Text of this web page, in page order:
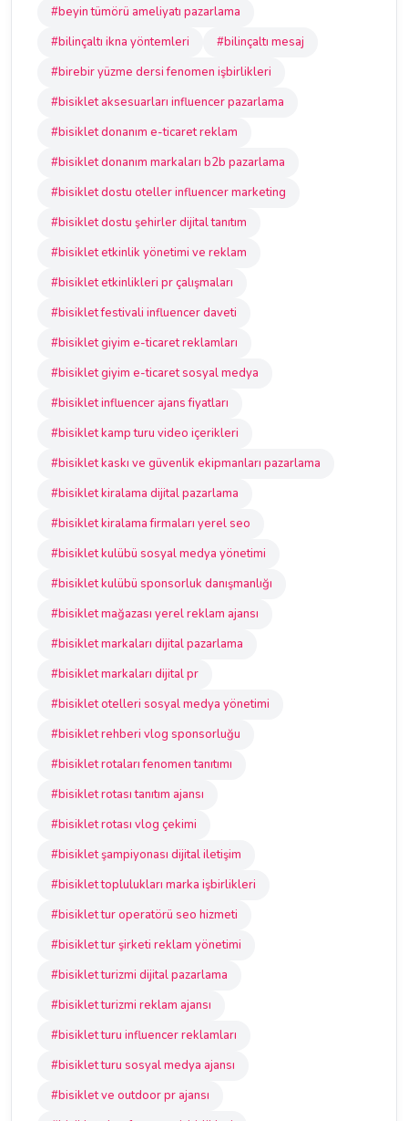
#beyin tümörü ameliyatı pazarlama
#bilinçaltı ikna yöntemleri
#bilinçaltı mesaj
#birebir yüzme dersi fenomen işbirlikleri
#bisiklet aksesuarları influencer pazarlama
#bisiklet donanım e-ticaret reklam
#bisiklet donanım markaları b2b pazarlama
#bisiklet dostu oteller influencer marketing
#bisiklet dostu şehirler dijital tanıtım
#bisiklet etkinlik yönetimi ve reklam
#bisiklet etkinlikleri pr çalışmaları
#bisiklet festivali influencer daveti
#bisiklet giyim e-ticaret reklamları
#bisiklet giyim e-ticaret sosyal medya
#bisiklet influencer ajans fiyatları
#bisiklet kamp turu video içerikleri
#bisiklet kaskı ve güvenlik ekipmanları pazarlama
#bisiklet kiralama dijital pazarlama
#bisiklet kiralama firmaları yerel seo
#bisiklet kulübü sosyal medya yönetimi
#bisiklet kulübü sponsorluk danışmanlığı
#bisiklet mağazası yerel reklam ajansı
#bisiklet markaları dijital pazarlama
#bisiklet markaları dijital pr
#bisiklet otelleri sosyal medya yönetimi
#bisiklet rehberi vlog sponsorluğu
#bisiklet rotaları fenomen tanıtımı
#bisiklet rotası tanıtım ajansı
#bisiklet rotası vlog çekimi
#bisiklet şampiyonası dijital iletişim
#bisiklet toplulukları marka işbirlikleri
#bisiklet tur operatörü seo hizmeti
#bisiklet tur şirketi reklam yönetimi
#bisiklet turizmi dijital pazarlama
#bisiklet turizmi reklam ajansı
#bisiklet turu influencer reklamları
#bisiklet turu sosyal medya ajansı
#bisiklet ve outdoor pr ajansı